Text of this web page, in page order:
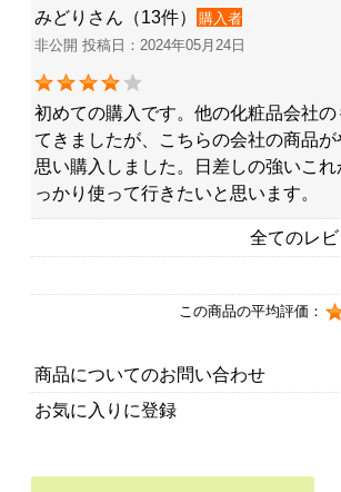
みどりさん（13件）
購入者
非公開 投稿日：2024年05月24日
初めての購入です。他の化粧品会社の
てきましたが、こちらの会社の商品が
思い購入しました。日差しの強いこ
っかり使って行きたいと思います。
全てのレ
この商品の平均評価：
商品についてのお問い合わせ
お気に入りに登録